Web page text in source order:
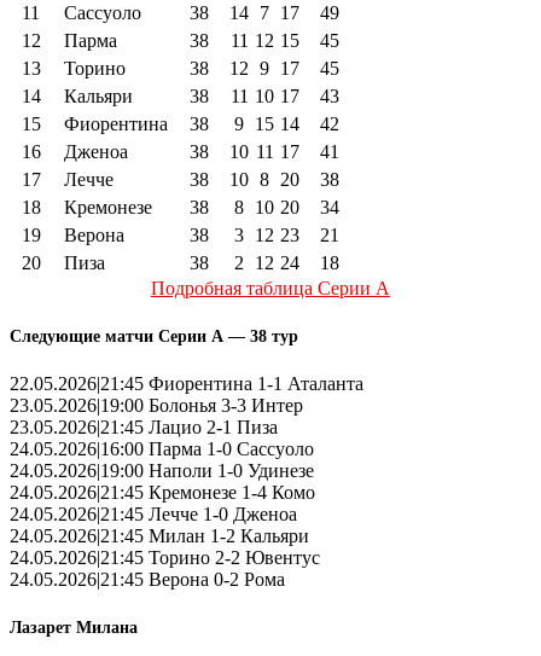
11
Сассуоло 38 14 7 17
49
12
Парма 38 11 12 15
45
13
Торино 38 12 9 17
45
14
Кальяри 38 11 10 17
43
15
Фиорентина 38 9 15 14
42
16
Дженоа 38 10 11 17
41
17
Лечче 38 10 8 20
38
18
Кремонезе 38 8 10 20
34
19
Верона 38 3 12 23
21
20
Пиза 38 2 12 24
18
Подробная таблица Серии А
Следующие матчи Серии А — 38 тур
22.05.2026|21:45 Фиорентина 1-1 Аталанта
23.05.2026|19:00 Болонья 3-3 Интер
23.05.2026|21:45 Лацио 2-1 Пиза
24.05.2026|16:00 Парма 1-0 Сассуоло
24.05.2026|19:00 Наполи 1-0 Удинезе
24.05.2026|21:45 Кремонезе 1-4 Комо
24.05.2026|21:45 Лечче 1-0 Дженоа
24.05.2026|21:45 Милан 1-2 Кальяри
24.05.2026|21:45 Торино 2-2 Ювентус
24.05.2026|21:45 Верона 0-2 Рома
Лазарет Милана